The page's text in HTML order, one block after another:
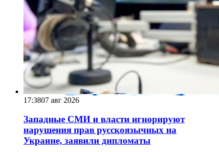
17:3807 авг 2026
Западные СМИ и власти игнорируют
нарушения прав русскоязычных на
Украине, заявили дипломаты